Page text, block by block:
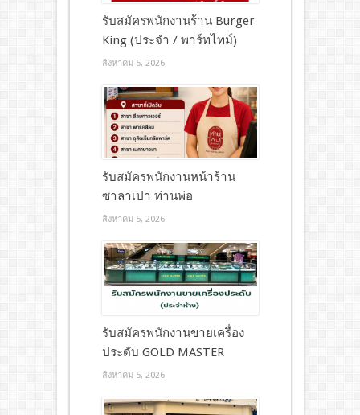
รับสมัครพนักงานร้าน Burger
King (ประจำ / พาร์ทไทม์)
สิงหาคม 5, 2026
รับสมัครพนักงานหน้าร้าน
ซาลาเปา ท่านพ่อ
สิงหาคม 5, 2026
รับสมัครพนักงานขายเครื่อง
ประดับ GOLD MASTER
สิงหาคม 5, 2026